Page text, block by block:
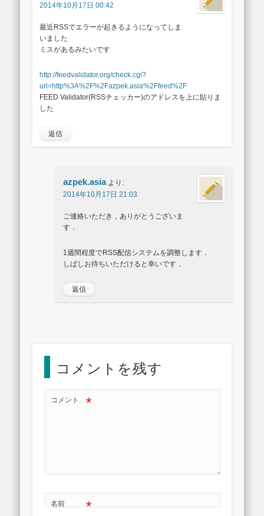
2014年10月17日 00:42
最近RSSでエラーが起きるようになってしま
いました
ミスがあるみたいです
http://feedvalidator.org/check.cgi?
url=http%3A%2F%2Fazpek.asia%2Ffeed%2F
FEED Validator(RSSチェッカー)のアドレスを上に貼りま
した
返信
azpek.asia より:
2014年10月17日 21:03
ご連絡いただき，ありがとうございま
す．
1週間程度でRSS配信システムを調整します．
しばしお待ちいただけると幸いです．
返信
コメントを残す
コメント *
名前 *